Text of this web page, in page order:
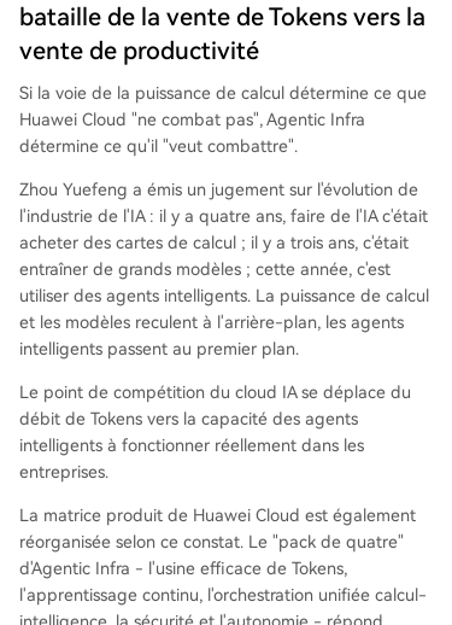
bataille de la vente de Tokens vers la
vente de productivité
Si la voie de la puissance de calcul détermine ce que
Huawei Cloud "ne combat pas", Agentic Infra
détermine ce qu'il "veut combattre".
Zhou Yuefeng a émis un jugement sur l'évolution de
l'industrie de l'IA : il y a quatre ans, faire de l'IA c'était
acheter des cartes de calcul ; il y a trois ans, c'était
entraîner de grands modèles ; cette année, c'est
utiliser des agents intelligents. La puissance de calcul
et les modèles reculent à l'arrière-plan, les agents
intelligents passent au premier plan.
Le point de compétition du cloud IA se déplace du
débit de Tokens vers la capacité des agents
intelligents à fonctionner réellement dans les
entreprises.
La matrice produit de Huawei Cloud est également
réorganisée selon ce constat. Le "pack de quatre"
d'Agentic Infra - l'usine efficace de Tokens,
l'apprentissage continu, l'orchestration unifiée calcul-
intelligence, la sécurité et l'autonomie - répond